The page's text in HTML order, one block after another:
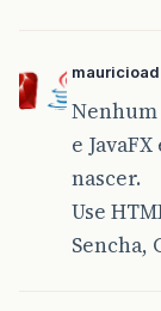
e
nascer.
Use
Sencha,